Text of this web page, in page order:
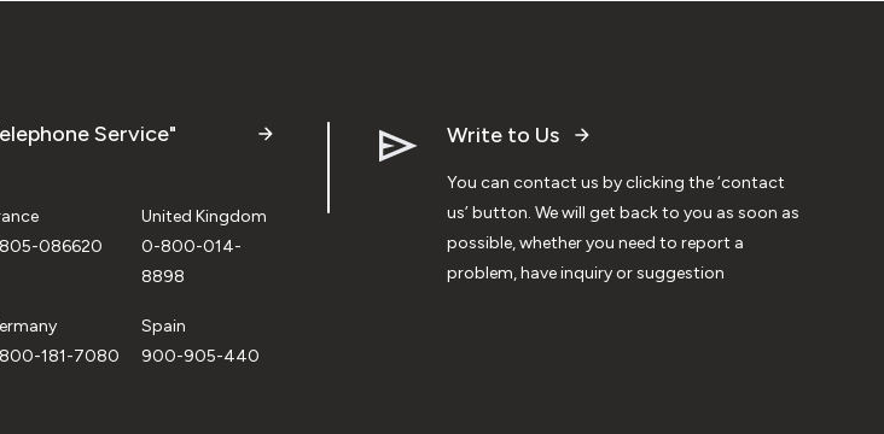
Service"
086620
United Kingdom
0-800-014-
8898
181-7080
Spain
900-905-440
Write to Us
You can contact us by clicking the ‘contact
us’ button. We will get back to you as soon as
possible, whether you need to report a
problem, have inquiry or suggestion